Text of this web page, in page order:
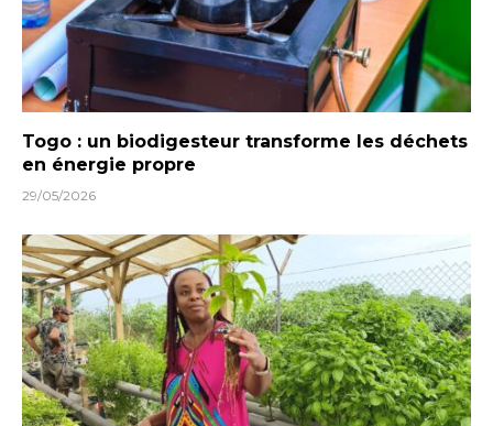
Togo : un biodigesteur transforme les déchets
en énergie propre
29/05/2026